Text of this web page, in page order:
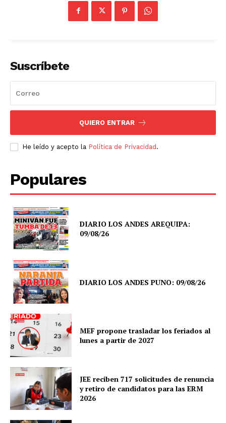
Suscríbete
QUIERO ENTRAR
He leído y acepto la Política de Privacidad.
Populares
DIARIO LOS ANDES AREQUIPA:
09/08/26
DIARIO LOS ANDES PUNO: 09/08/26
MEF propone trasladar los feriados al
lunes a partir de 2027
JEE reciben 717 solicitudes de renuncia
y retiro de candidatos para las ERM
2026